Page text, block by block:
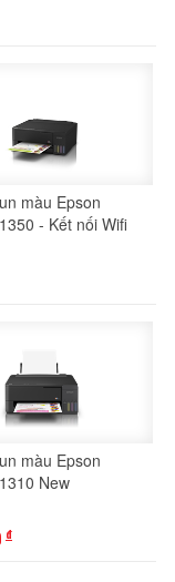
màu Epson
- Kết nối Wifi
màu Epson
New
đ